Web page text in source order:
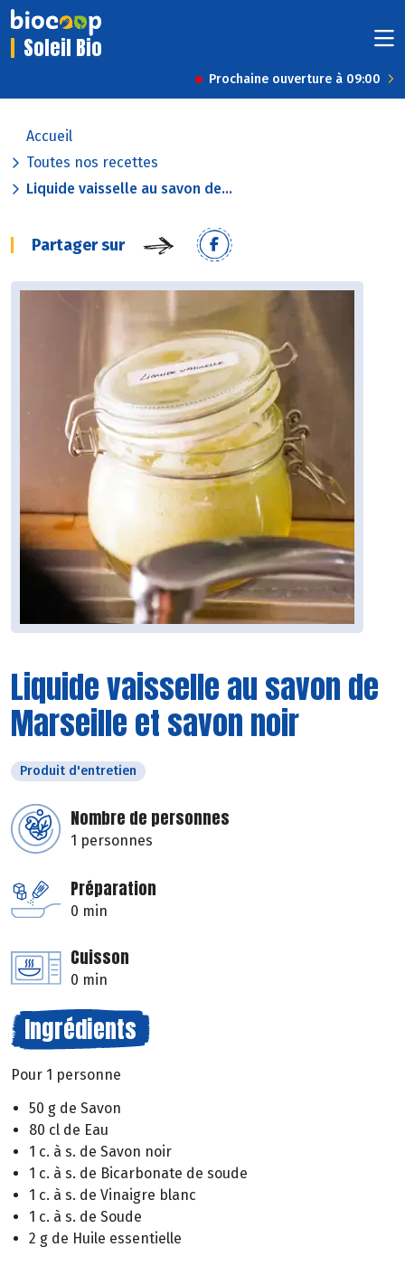
Soleil Bio
Prochaine ouverture à 09:00
Accueil
Toutes nos recettes
Liquide vaisselle au savon de...
Partager sur
Liquide vaisselle au savon de
Marseille et savon noir
Produit d'entretien
Nombre de personnes
1 personnes
Préparation
0 min
Cuisson
0 min
Ingrédients
Pour 1 personne
50 g de Savon
80 cl de Eau
1 c. à s. de Savon noir
1 c. à s. de Bicarbonate de soude
1 c. à s. de Vinaigre blanc
1 c. à s. de Soude
2 g de Huile essentielle